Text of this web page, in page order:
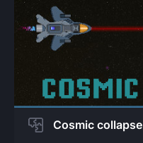
Cosmic collapse